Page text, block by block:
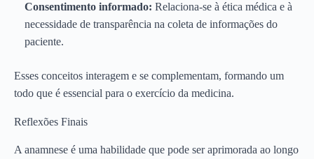
Consentimento informado: Relaciona-se à ética médica e à
necessidade de transparência na coleta de informações do
paciente.
Esses conceitos interagem e se complementam, formando um
todo que é essencial para o exercício da medicina.
Reflexões Finais
A anamnese é uma habilidade que pode ser aprimorada ao longo